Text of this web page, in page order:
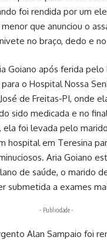
foi rendida por um
que anunciou o
no braço, dedo e
Goiano após ferida pelo
o Hospital Nossa
de Freitas-PI, onde
sido medicada e no
ela foi levada pelo
hospital em Teresina
Aria Goiano
de saúde, o marido
submetida a exames
- Publicidade -
Alan Sampaio foi